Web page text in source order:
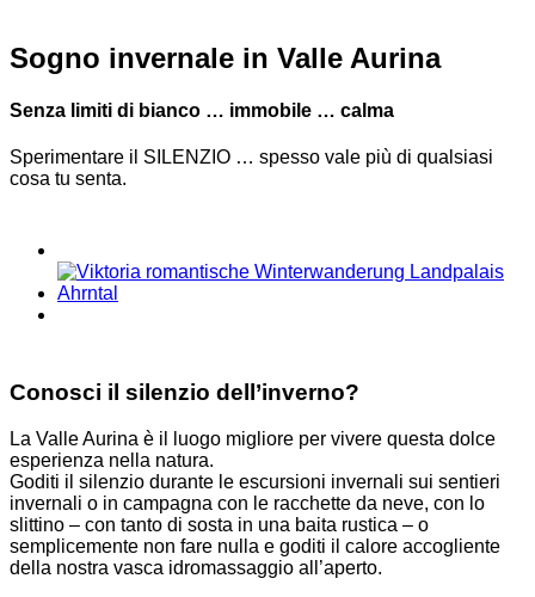
Sogno invernale in Valle Aurina
Senza limiti di bianco … immobile … calma
Sperimentare il SILENZIO … spesso vale più di qualsiasi
cosa tu senta.
Conosci il silenzio dell’inverno?
La Valle Aurina è il luogo migliore per vivere questa dolce
esperienza nella natura.
Goditi il silenzio durante le escursioni invernali sui sentieri
invernali o in campagna con le racchette da neve, con lo
slittino – con tanto di sosta in una baita rustica – o
semplicemente non fare nulla e goditi il calore accogliente
della nostra vasca idromassaggio all’aperto.